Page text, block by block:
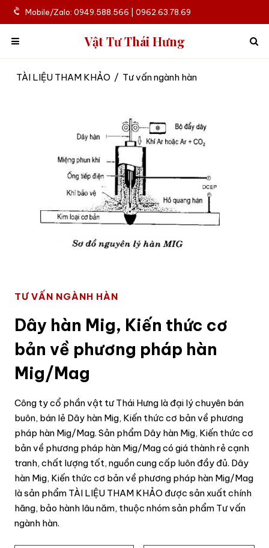
Mobile/Zalo: 0949.588.566 | 0962.63.78.69
Vật Tư Thái Hưng
TÀI LIỆU THAM KHẢO / Tư vấn ngành hàn
TƯ VẤN NGÀNH HÀN
Dây hàn Mig, Kiến thức cơ
bản về phương pháp hàn
Mig/Mag
Công ty cổ phần vật tư Thái Hưng là đại lý chuyên bán
buôn, bán lẻ Dây hàn Mig, Kiến thức cơ bản về phương
pháp hàn Mig/Mag. Sản phẩm Dây hàn Mig, Kiến thức cơ
bản về phương pháp hàn Mig/Mag có giá thành rẻ cạnh
tranh, chất lượng tốt, nguồn cung cấp luôn đầy đủ. Dây
hàn Mig, Kiến thức cơ bản về phương pháp hàn Mig/Mag
là sản phẩm TÀI LIỆU THAM KHẢO được sản xuất chính
hãng, bảo hành lâu năm, thuộc nhóm sản phẩm Tư vấn
ngành hàn.